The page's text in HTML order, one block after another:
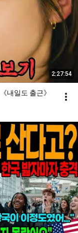
2:27:54
내일도 출근》